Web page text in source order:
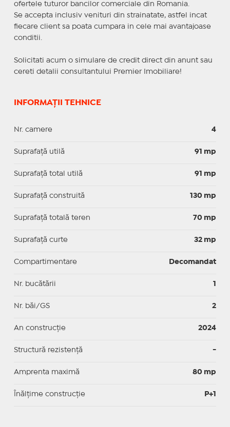
ofertele tuturor bancilor comerciale din Romania.
Se accepta inclusiv venituri din strainatate, astfel incat
fiecare client sa poata cumpara in cele mai avantajoase
conditii.
Solicitati acum o simulare de credit direct din anunt sau
cereti detalii consultantului Premier Imobiliare!
INFORMAȚII TEHNICE
Nr. camere 4
Suprafaţă utilă 91 mp
Suprafaţă total utilă 91 mp
Suprafaţă construită 130 mp
Suprafață totală teren 70 mp
Suprafaţă curte 32 mp
Compartimentare Decomandat
Nr. bucătării 1
Nr. băi/GS 2
An construcție 2024
Structură rezistență -
Amprenta maximă 80 mp
Înălțime construcție P+1